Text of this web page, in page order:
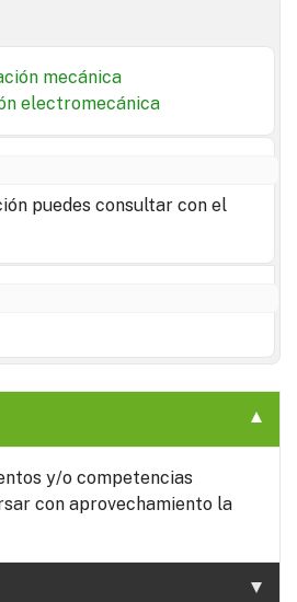
mecánica
electromecánica
puedes consultar con el
y/o competencias
con aprovechamiento la